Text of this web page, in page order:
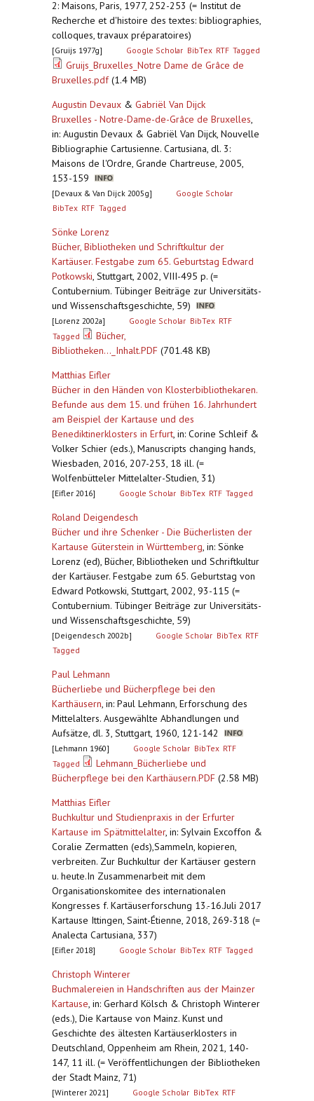
2: Maisons, Paris, 1977, 252-253 (= Institut de
Recherche et d'histoire des textes: bibliographies,
colloques, travaux préparatoires)
[Gruijs 1977g] Google Scholar BibTex RTF Tagged
Gruijs_Bruxelles_Notre Dame de Grâce de
Bruxelles.pdf(1.4 MB)
Augustin Devaux & Gabriël Van Dijck
Bruxelles - Notre-Dame-de-Grâce de Bruxelles,
in: Augustin Devaux & Gabriël Van Dijck, Nouvelle
Bibliographie Cartusienne. Cartusiana, dl. 3:
Maisons de l'Ordre, Grande Chartreuse, 2005,
153-159
[Devaux & Van Dijck 2005g]
Google Scholar
BibTex RTF Tagged
Sönke Lorenz
Bücher, Bibliotheken und Schriftkultur der
Kartäuser. Festgabe zum 65. Geburtstag Edward
Potkowski, Stuttgart, 2002, VIII-495 p. (=
Contubernium. Tübinger Beiträge zur Universitäts-
und Wissenschaftsgeschichte, 59)
[Lorenz 2002a] Google Scholar BibTex RTF
Tagged
Bücher,
Bibliotheken..._Inhalt.PDF (701.48 KB)
Matthias Eifler
Bücher in den Händen von Klosterbibliothekaren.
Befunde aus dem 15. und frühen 16. Jahrhundert
am Beispiel der Kartause und des
Benediktinerklosters in Erfurt, in: Corine Schleif &
Volker Schier (eds.), Manuscripts changing hands,
Wiesbaden, 2016, 207-253, 18 ill. (=
Wolfenbütteler Mittelalter-Studien, 31)
[Eifler 2016] Google Scholar BibTex RTF Tagged
Roland Deigendesch
Bücher und ihre Schenker - Die Bücherlisten der
Kartause Güterstein in Württemberg, in: Sönke
Lorenz (ed), Bücher, Bibliotheken und Schriftkultur
der Kartäuser. Festgabe zum 65. Geburtstag von
Edward Potkowski, Stuttgart, 2002, 93-115 (=
Contubernium. Tübinger Beiträge zur Universitäts-
und Wissenschaftsgeschichte, 59)
[Deigendesch 2002b] Google Scholar BibTex RTF
Tagged
Paul Lehmann
Bücherliebe und Bücherpflege bei den
Karthäusern, in: Paul Lehmann, Erforschung des
Mittelalters. Ausgewählte Abhandlungen und
Aufsätze, dl. 3, Stuttgart, 1960, 121-142
[Lehmann 1960] Google Scholar BibTex RTF
Tagged
Lehmann_Bücherliebe und
Bücherpflege bei den Karthäusern.PDF (2.58 MB)
Matthias Eifler
Buchkultur und Studienpraxis in der Erfurter
Kartause im Spätmittelalter, in: Sylvain Excoffon &
Coralie Zermatten (eds),Sammeln, kopieren,
verbreiten. Zur Buchkultur der Kartäuser gestern
u. heute.In Zusammenarbeit mit dem
Organisationskomitee des internationalen
Kongresses f. Kartäuserforschung 13.-16.Juli 2017
Kartause Ittingen, Saint-Étienne, 2018, 269-318 (=
Analecta Cartusiana, 337)
[Eifler 2018] Google Scholar BibTex RTF Tagged
Christoph Winterer
Buchmalereien in Handschriften aus der Mainzer
Kartause, in: Gerhard Kölsch & Christoph Winterer
(eds.), Die Kartause von Mainz. Kunst und
Geschichte des ältesten Kartäuserklosters in
Deutschland, Oppenheim am Rhein, 2021, 140-
147, 11 ill. (= Veröffentlichungen der Bibliotheken
der Stadt Mainz, 71)
[Winterer 2021] Google Scholar BibTex RTF